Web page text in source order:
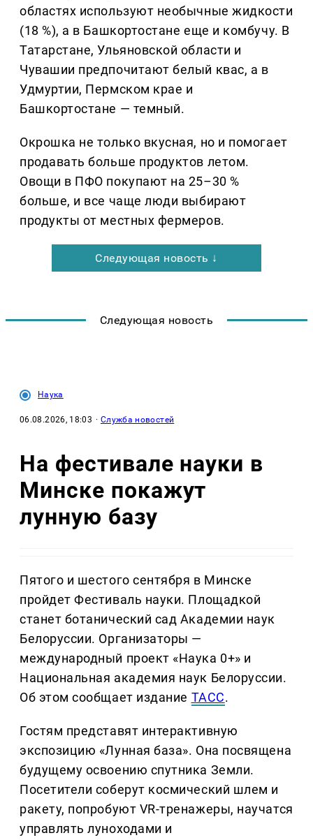
областях используют необычные жидкости
(18 %), а в Башкортостане еще и комбучу. В
Татарстане, Ульяновской области и
Чувашии предпочитают белый квас, а в
Удмуртии, Пермском крае и
Башкортостане — темный.
Окрошка не только вкусная, но и помогает
продавать больше продуктов летом.
Овощи в ПФО покупают на 25–30 %
больше, и все чаще люди выбирают
продукты от местных фермеров.
Следующая новость ↓
Следующая новость
Наука
06.08.2026, 18:03 · Служба новостей
На фестивале науки в
Минске покажут
лунную базу
Пятого и шестого сентября в Минске
пройдет Фестиваль науки. Площадкой
станет ботанический сад Академии наук
Белоруссии. Организаторы —
международный проект «Наука 0+» и
Национальная академия наук Белоруссии.
Об этом сообщает издание ТАСС.
Гостям представят интерактивную
экспозицию «Лунная база». Она посвящена
будущему освоению спутника Земли.
Посетители соберут космический шлем и
ракету, попробуют VR-тренажеры, научатся
управлять луноходами и